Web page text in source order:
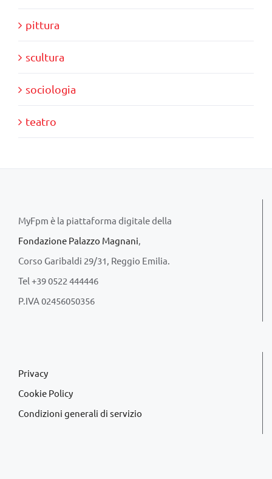
pittura
scultura
sociologia
teatro
MyFpm è la piattaforma digitale della
Fondazione Palazzo Magnani,
Corso Garibaldi 29/31, Reggio Emilia.
Tel +39 0522 444446
P.IVA 02456050356
Privacy
Cookie Policy
Condizioni generali di servizio